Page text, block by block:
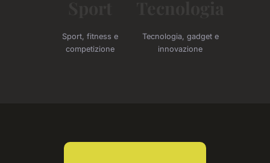
Sport, fitness e
competizione
Tecnologia, gadget e
innovazione